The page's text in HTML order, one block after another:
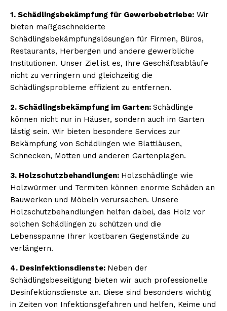
1. Schädlingsbekämpfung für Gewerbebetriebe: Wir
bieten maßgeschneiderte
Schädlingsbekämpfungslösungen für Firmen, Büros,
Restaurants, Herbergen und andere gewerbliche
Institutionen. Unser Ziel ist es, Ihre Geschäftsabläufe
nicht zu verringern und gleichzeitig die
Schädlingsprobleme effizient zu entfernen.
2. Schädlingsbekämpfung im Garten: Schädlinge
können nicht nur in Häuser, sondern auch im Garten
lästig sein. Wir bieten besondere Services zur
Bekämpfung von Schädlingen wie Blattläusen,
Schnecken, Motten und anderen Gartenplagen.
3. Holzschutzbehandlungen: Holzschädlinge wie
Holzwürmer und Termiten können enorme Schäden an
Bauwerken und Möbeln verursachen. Unsere
Holzschutzbehandlungen helfen dabei, das Holz vor
solchen Schädlingen zu schützen und die
Lebensspanne Ihrer kostbaren Gegenstände zu
verlängern.
4. Desinfektionsdienste: Neben der
Schädlingsbeseitigung bieten wir auch professionelle
Desinfektionsdienste an. Diese sind besonders wichtig
in Zeiten von Infektionsgefahren und helfen, Keime und